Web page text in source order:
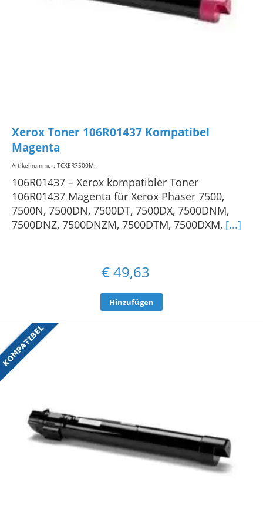
Xerox Toner 106R01437 Kompatibel
Magenta
Artikelnummer: TCXER7500M.
106R01437 – Xerox kompatibler Toner
106R01437 Magenta für Xerox Phaser 7500,
7500N, 7500DN, 7500DT, 7500DX, 7500DNM,
7500DNZ, 7500DNZM, 7500DTM, 7500DXM, [...]
€49,63
Hinzufügen